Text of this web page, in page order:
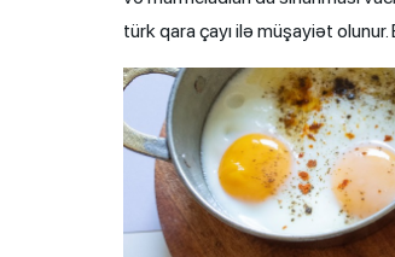
türk qara çayı ilə müşayiət olunur.